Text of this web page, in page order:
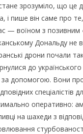
зрозуміло, що
і пише він саме про
— воїном з
Дональду не
дрони почали
до
допомогою. Вони
спеціалістів
оперативно:
на шахеди з